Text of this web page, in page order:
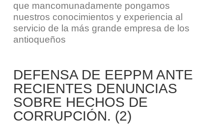
que mancomunadamente pongamos
nuestros conocimientos y experiencia al
servicio de la más grande empresa de los
antioqueños
DEFENSA DE EEPPM ANTE
RECIENTES DENUNCIAS
SOBRE HECHOS DE
CORRUPCIÓN. (2)